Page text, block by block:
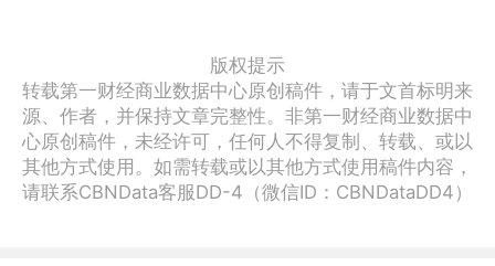
版权提示
转载第一财经商业数据中心原创稿件，请于文首标明来
源、作者，并保持文章完整性。非第一财经商业数据中
心原创稿件，未经许可，任何人不得复制、转载、或以
其他方式使用。如需转载或以其他方式使用稿件内容，
请联系CBNData客服DD-4（微信ID：CBNDataDD4）